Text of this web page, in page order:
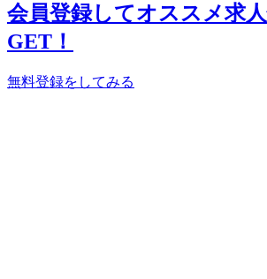
会員登録してオススメ求
GET！
無料登録をしてみる